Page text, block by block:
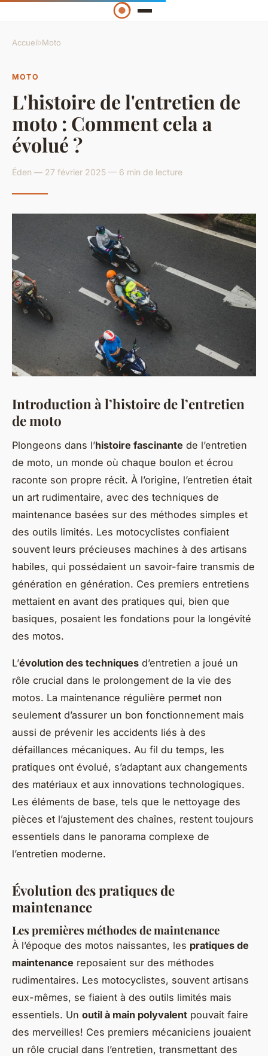
Accueil›Moto
MOTO
L'histoire de l'entretien de
moto : Comment cela a
évolué ?
Éden — 27 février 2025 — 6 min de lecture
Introduction à l’histoire de l’entretien
de moto
Plongeons dans l’histoire fascinante de l’entretien
de moto, un monde où chaque boulon et écrou
raconte son propre récit. À l’origine, l’entretien était
un art rudimentaire, avec des techniques de
maintenance basées sur des méthodes simples et
des outils limités. Les motocyclistes confiaient
souvent leurs précieuses machines à des artisans
habiles, qui possédaient un savoir-faire transmis de
génération en génération. Ces premiers entretiens
mettaient en avant des pratiques qui, bien que
basiques, posaient les fondations pour la longévité
des motos.
L’évolution des techniques d’entretien a joué un
rôle crucial dans le prolongement de la vie des
motos. La maintenance régulière permet non
seulement d’assurer un bon fonctionnement mais
aussi de prévenir les accidents liés à des
défaillances mécaniques. Au fil du temps, les
pratiques ont évolué, s’adaptant aux changements
des matériaux et aux innovations technologiques.
Les éléments de base, tels que le nettoyage des
pièces et l’ajustement des chaînes, restent toujours
essentiels dans le panorama complexe de
l’entretien moderne.
Évolution des pratiques de
maintenance
Les premières méthodes de maintenance
À l’époque des motos naissantes, les pratiques de
maintenance reposaient sur des méthodes
rudimentaires. Les motocyclistes, souvent artisans
eux-mêmes, se fiaient à des outils limités mais
essentiels. Un outil à main polyvalent pouvait faire
des merveilles! Ces premiers mécaniciens jouaient
un rôle crucial dans l’entretien, transmettant des